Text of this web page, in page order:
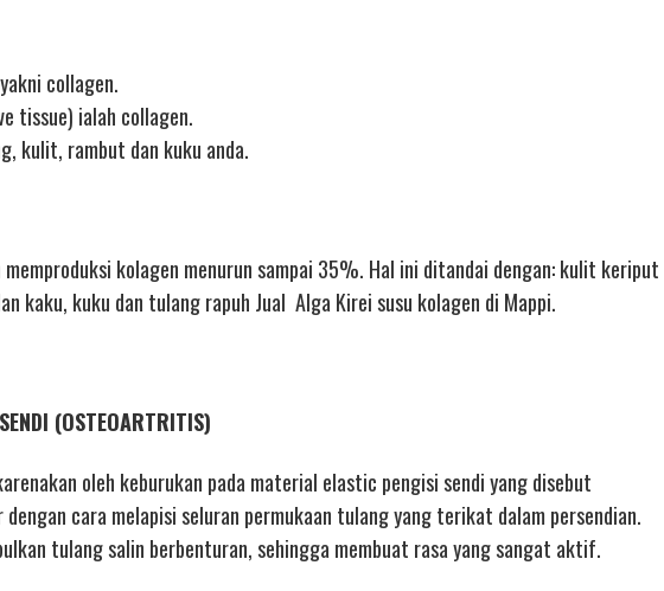
collagen.
tissue) ialah collagen.
kulit, rambut dan kuku anda.
kolagen menurun sampai 35%. Hal ini ditandai dengan: kulit keriput
kaku, kuku dan tulang rapuh Jual Alga Kirei susu kolagen di Mappi.
(OSTEOARTRITIS)
oleh keburukan pada material elastic pengisi sendi yang disebut
cara melapisi seluran permukaan tulang yang terikat dalam persendian.
tulang salin berbenturan, sehingga membuat rasa yang sangat aktif.